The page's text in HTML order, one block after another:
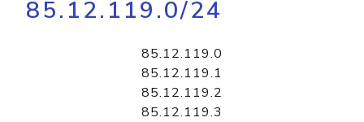
85.12.119.0/24
85.12.119.0
85.12.119.1
85.12.119.2
85.12.119.3